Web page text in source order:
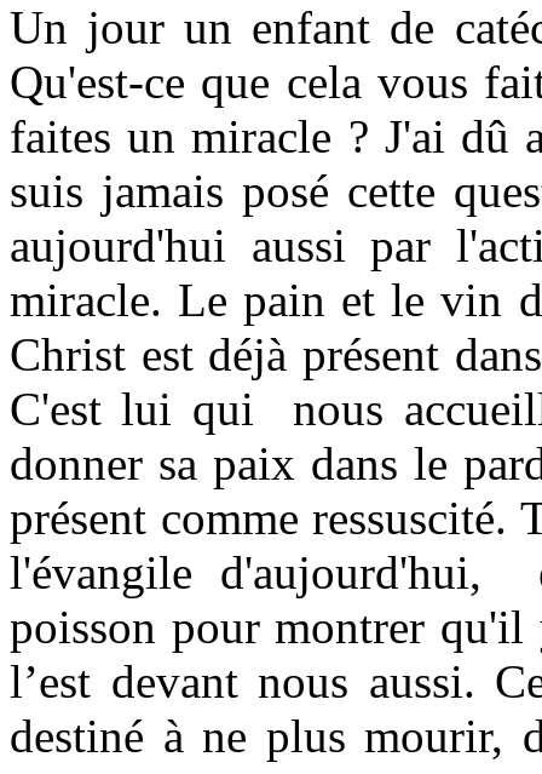
Un jour un enfant de
Qu'est-ce que cela vous
faites un miracle ? J'ai dû
suis jamais posé cette
aujourd'hui aussi par
miracle. Le pain et le vin
Christ est déjà présent
C'est lui qui nous
donner sa paix dans le
présent comme ressuscité.
l'évangile
poisson pour montrer
l’est devant nous aussi.
destiné à ne plus mourir,